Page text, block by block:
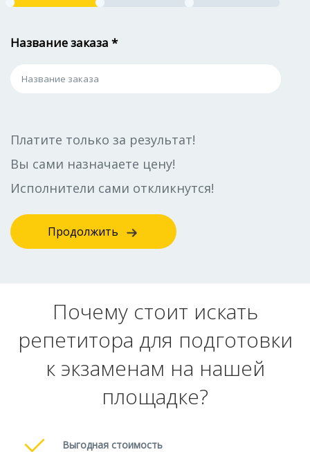
Название заказа *
Платите только за результат!
Вы сами назначаете цену!
Исполнители сами откликнутся!
Продолжить
Почему стоит искать
репетитора для подготовки
к экзаменам на нашей
площадке?
Выгодная стоимость